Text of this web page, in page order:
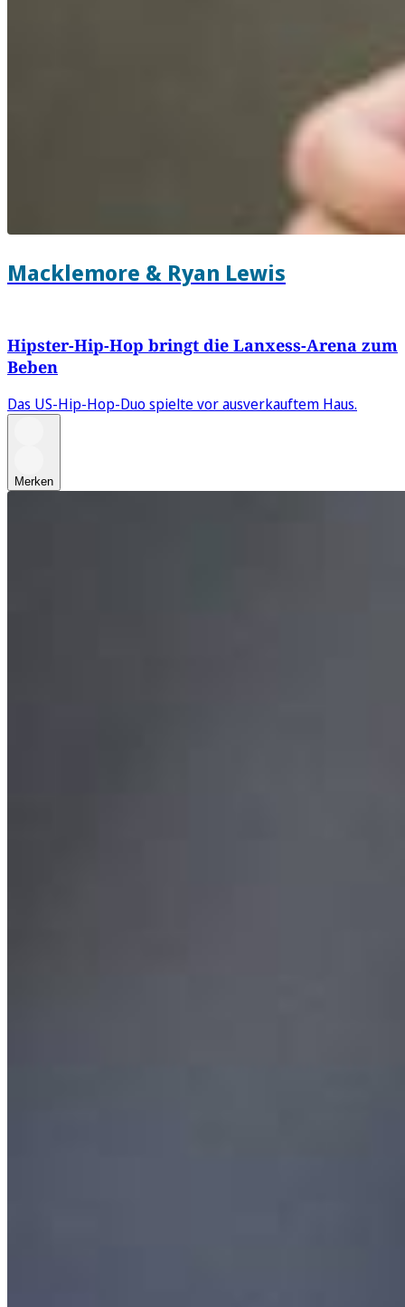
Macklemore & Ryan Lewis
Hipster-Hip-Hop bringt die Lanxess-Arena zum
Beben
Das US-Hip-Hop-Duo spielte vor ausverkauftem Haus.
Merken